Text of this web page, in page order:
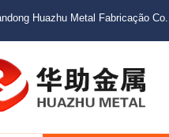
Huazhu Metal Fabricação